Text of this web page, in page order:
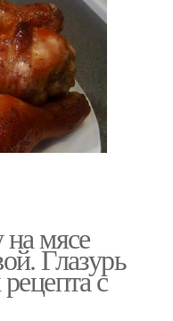
на мясе
Глазурь
с